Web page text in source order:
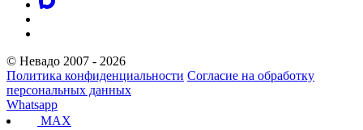
© Невадо 2007 - 2026
Политика конфиденциальности Согласие на обработку
персональных данных
Whatsapp
MAX